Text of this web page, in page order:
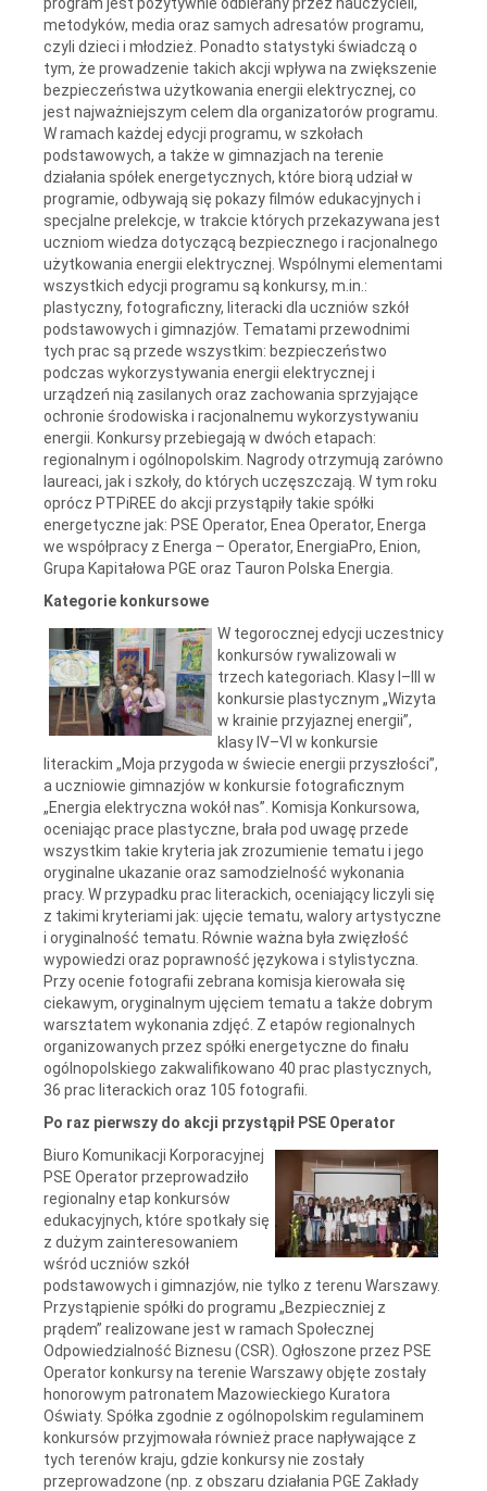
metodyków, media oraz samych adresatów programu,
czyli dzieci i młodzież. Ponadto statystyki świadczą o
tym, że prowadzenie takich akcji wpływa na zwiększenie
bezpieczeństwa użytkowania energii elektrycznej, co
jest najważniejszym celem dla organizatorów programu.
W ramach każdej edycji programu, w szkołach
podstawowych, a także w gimnazjach na terenie
działania spółek energetycznych, które biorą udział w
programie, odbywają się pokazy filmów edukacyjnych i
specjalne prelekcje, w trakcie których przekazywana jest
uczniom wiedza dotyczącą bezpiecznego i racjonalnego
użytkowania energii elektrycznej. Wspólnymi elementami
wszystkich edycji programu są konkursy, m.in.:
plastyczny, fotograficzny, literacki dla uczniów szkół
podstawowych i gimnazjów. Tematami przewodnimi
tych prac są przede wszystkim: bezpieczeństwo
podczas wykorzystywania energii elektrycznej i
urządzeń nią zasilanych oraz zachowania sprzyjające
ochronie środowiska i racjonalnemu wykorzystywaniu
energii. Konkursy przebiegają w dwóch etapach:
regionalnym i ogólnopolskim. Nagrody otrzymują zarówno
laureaci, jak i szkoły, do których uczęszczają. W tym roku
oprócz PTPiREE do akcji przystąpiły takie spółki
energetyczne jak: PSE Operator, Enea Operator, Energa
we współpracy z Energa – Operator, EnergiaPro, Enion,
Grupa Kapitałowa PGE oraz Tauron Polska Energia.
Kategorie konkursowe
W tegorocznej edycji uczestnicy
konkursów rywalizowali w
trzech kategoriach. Klasy I–III w
konkursie plastycznym „Wizyta
w krainie przyjaznej energii”,
klasy IV–VI w konkursie
literackim „Moja przygoda w świecie energii przyszłości”,
a uczniowie gimnazjów w konkursie fotograficznym
„Energia elektryczna wokół nas”. Komisja Konkursowa,
oceniając prace plastyczne, brała pod uwagę przede
wszystkim takie kryteria jak zrozumienie tematu i jego
oryginalne ukazanie oraz samodzielność wykonania
pracy. W przypadku prac literackich, oceniający liczyli się
z takimi kryteriami jak: ujęcie tematu, walory artystyczne
i oryginalność tematu. Równie ważna była zwięzłość
wypowiedzi oraz poprawność językowa i stylistyczna.
Przy ocenie fotografii zebrana komisja kierowała się
ciekawym, oryginalnym ujęciem tematu a także dobrym
warsztatem wykonania zdjęć. Z etapów regionalnych
organizowanych przez spółki energetyczne do finału
ogólnopolskiego zakwalifikowano 40 prac plastycznych,
36 prac literackich oraz 105 fotografii.
Po raz pierwszy do akcji przystąpił PSE Operator
Biuro Komunikacji Korporacyjnej
PSE Operator przeprowadziło
regionalny etap konkursów
edukacyjnych, które spotkały się
z dużym zainteresowaniem
wśród uczniów szkół
podstawowych i gimnazjów, nie tylko z terenu Warszawy.
Przystąpienie spółki do programu „Bezpieczniej z
prądem” realizowane jest w ramach Społecznej
Odpowiedzialność Biznesu (CSR). Ogłoszone przez PSE
Operator konkursy na terenie Warszawy objęte zostały
honorowym patronatem Mazowieckiego Kuratora
Oświaty. Spółka zgodnie z ogólnopolskim regulaminem
konkursów przyjmowała również prace napływające z
tych terenów kraju, gdzie konkursy nie zostały
przeprowadzone (np. z obszaru działania PGE Zakłady